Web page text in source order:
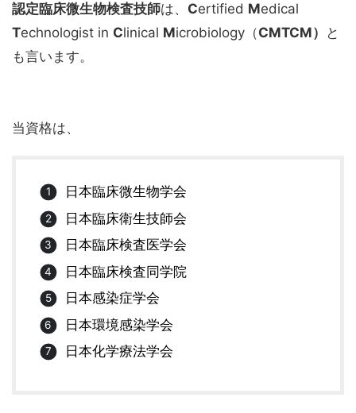
認定臨床微生物検査技師は、 Certified Medical
Technologist in Clinical Microbiology（CMTCM）
と
も言います。
当資格は、
日本臨床微生物学会
日本臨床衛生技師会
日本臨床検査医学会
日本臨床検査同学院
日本感染症学会
日本環境感染学会
日本化学療法学会